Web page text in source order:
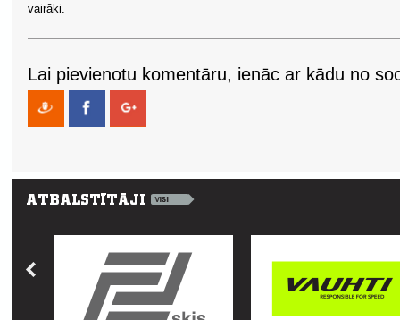
vairāki.
Lai pievienotu komentāru, ienāc ar kādu no